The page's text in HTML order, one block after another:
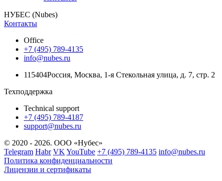
НУБЕС (Nubes)
Контакты
Office
+7 (495) 789-4135
info@nubes.ru
115404Россия, Москва, 1-я Стекольная улица, д. 7, стр. 2
Техподдержка
Technical support
+7 (495) 789-4187
support@nubes.ru
© 2020 - 2026. ООО «Нубес»
Telegram Habr VK YouTube +7 (495) 789-4135 info@nubes.ru
Политика конфиденциальности
Лицензии и сертификаты